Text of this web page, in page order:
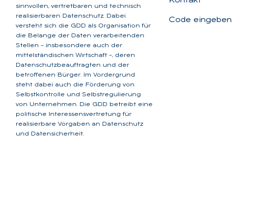
sinnvollen, vertretbaren und technisch
realisierbaren Datenschutz. Dabei
versteht sich die GDD als Organisation für
die Belange der Daten verarbeitenden
Stellen – insbesondere auch der
mittelständischen Wirtschaft –, deren
Datenschutzbeauftragten und der
betroffenen Bürger. Im Vordergrund
steht dabei auch die Förderung von
Selbstkontrolle und Selbstregulierung
von Unternehmen. Die GDD betreibt eine
politische Interessensvertretung für
realisierbare Vorgaben an Datenschutz
und Datensicherheit.
Code eingeben